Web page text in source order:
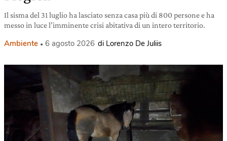
Il sisma del 31 luglio ha lasciato senza casa più di 800 persone e ha
messo in luce l’imminente crisi abitativa di un intero territorio.
Ambiente 6 agosto 2026 di Lorenzo De Juliis